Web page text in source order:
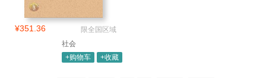
¥351.36
限全国区域
社会
+购物车
+收藏